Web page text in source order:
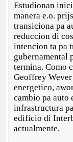
Estudionan
manera e.o.
transiciona pa
reduccion di
intencion ta pa
gubernamental
termina. Como
Geoffrey
energetico,
cambio pa auto
infrastructura
edificio di
actualmente.